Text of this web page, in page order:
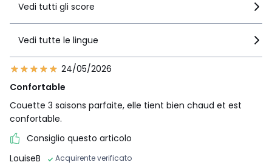
Vedi tutti gli score
Vedi tutte le lingue
24/05/2026
Confortable
Couette 3 saisons parfaite, elle tient bien chaud et est
confortable.
Consiglio questo articolo
LouiseB
Acquirente verificato